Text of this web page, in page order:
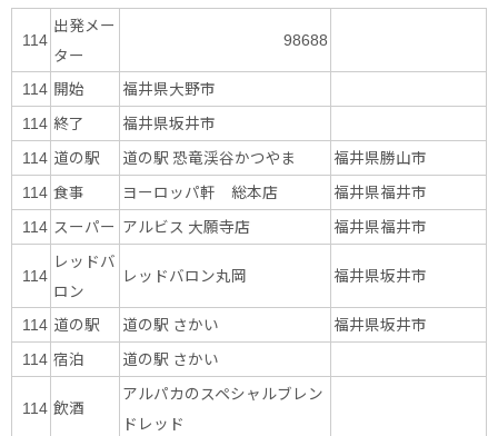
114
出発メー
ター
98688
114 開始 福井県大野市
114 終了 福井県坂井市
114 道の駅 道の駅 恐竜渓谷かつやま 福井県勝山市
114 食事 ヨーロッパ軒 総本店 福井県福井市
114 スーパー アルビス 大願寺店 福井県福井市
114
レッドバ
ロン
レッドバロン丸岡 福井県坂井市
114 道の駅 道の駅 さかい 福井県坂井市
114 宿泊 道の駅 さかい
114 飲酒
アルパカのスペシャルブレン
ドレッド